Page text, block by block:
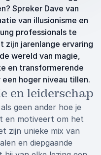
Spreker Dave van
van illusionisme en
professionals te
zijn jarenlange ervaring
wereld van magie,
en transformerende
hoger niveau tillen.
en leiderschap
geen ander hoe je
en motiveert om het
zijn unieke mix van
en diepgaande